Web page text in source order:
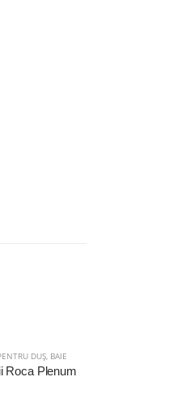
DUȘ, BAIE
Roca Plenum